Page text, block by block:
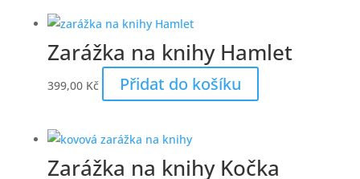
Zarážka na knihy Hamlet
399,00 Kč Přidat do košíku
Zarážka na knihy Kočka